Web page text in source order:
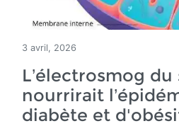
3 avril, 2026
L’électrosmog du
nourrirait
diabète et